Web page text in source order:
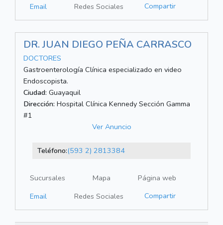
Email
Redes Sociales Compartir
DR. JUAN DIEGO PEÑA CARRASCO
DOCTORES
Gastroenterología Clínica especializado en video
Endoscopista.
Ciudad: Guayaquil
Dirección: Hospital Clínica Kennedy Sección Gamma
#1
Ver Anuncio
Teléfono:(593 2) 2813384
Sucursales Mapa
Página web
Email
Redes Sociales Compartir